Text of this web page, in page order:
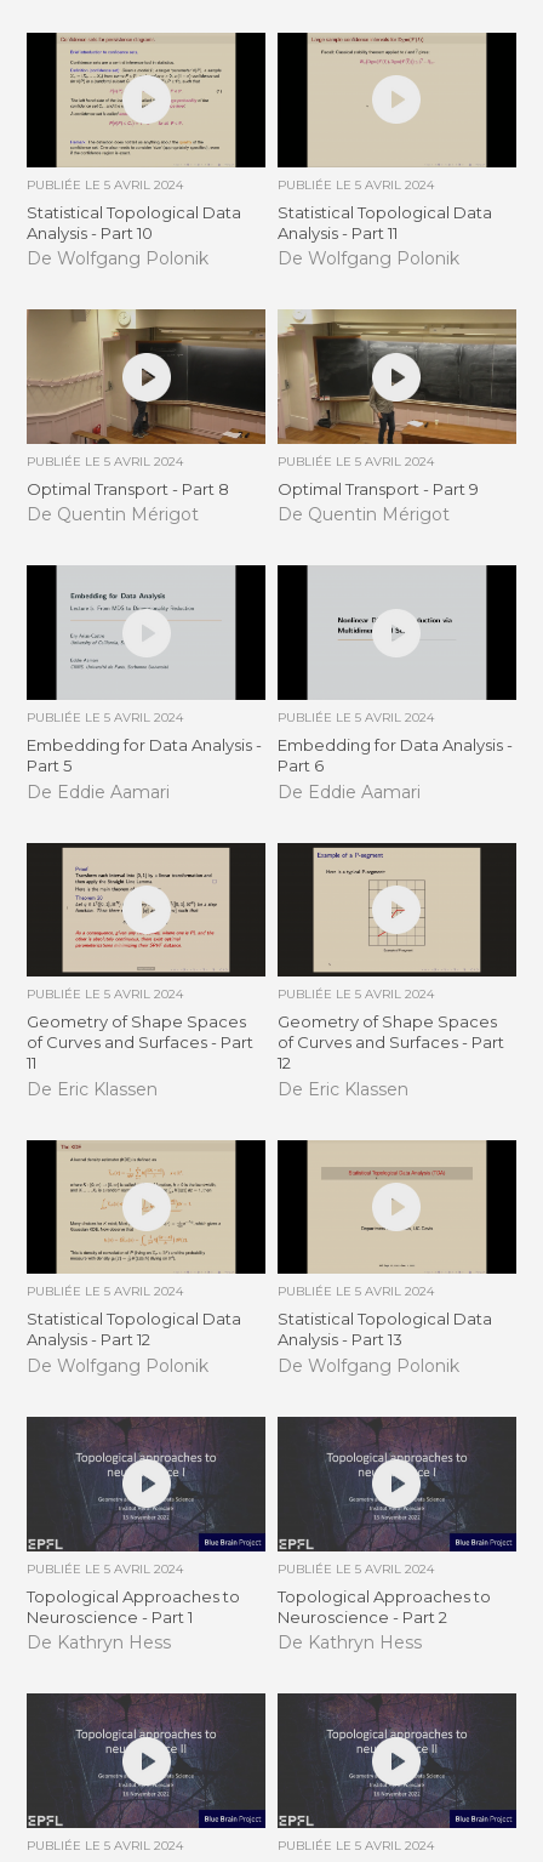
PUBLIÉE LE5 AVRIL 2024
Statistical Topological Data
Analysis - Part 10
De Wolfgang Polonik
PUBLIÉE LE 5 AVRIL 2024
Statistical Topological Data
Analysis - Part 11
De Wolfgang Polonik
PUBLIÉE LE5 AVRIL 2024
Optimal Transport - Part 8
De Quentin Mérigot
PUBLIÉE LE 5 AVRIL 2024
Optimal Transport - Part 9
De Quentin Mérigot
PUBLIÉE LE5 AVRIL 2024
Embedding for Data Analysis -
Part 5
De Eddie Aamari
PUBLIÉE LE 5 AVRIL 2024
Embedding for Data Analysis -
Part 6
De Eddie Aamari
PUBLIÉE LE5 AVRIL 2024
Geometry of Shape Spaces
of Curves and Surfaces - Part
11
De Eric Klassen
PUBLIÉE LE 5 AVRIL 2024
Geometry of Shape Spaces
of Curves and Surfaces - Part
12
De Eric Klassen
PUBLIÉE LE5 AVRIL 2024
Statistical Topological Data
Analysis - Part 12
De Wolfgang Polonik
PUBLIÉE LE 5 AVRIL 2024
Statistical Topological Data
Analysis - Part 13
De Wolfgang Polonik
PUBLIÉE LE5 AVRIL 2024
Topological Approaches to
Neuroscience - Part 1
De Kathryn Hess
PUBLIÉE LE 5 AVRIL 2024
Topological Approaches to
Neuroscience - Part 2
De Kathryn Hess
PUBLIÉE LE5 AVRIL 2024 PUBLIÉE LE 5 AVRIL 2024